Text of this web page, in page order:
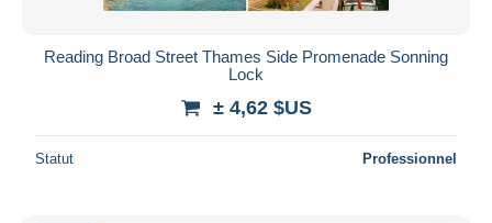
Reading Broad Street Thames Side Promenade Sonning
Lock
± 4,62 $US
Statut Professionnel